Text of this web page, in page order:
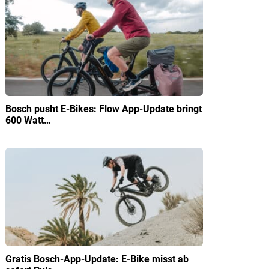
Bosch pusht E-Bikes: Flow App-Update bringt
600 Watt…
Gratis Bosch-App-Update: E-Bike misst ab